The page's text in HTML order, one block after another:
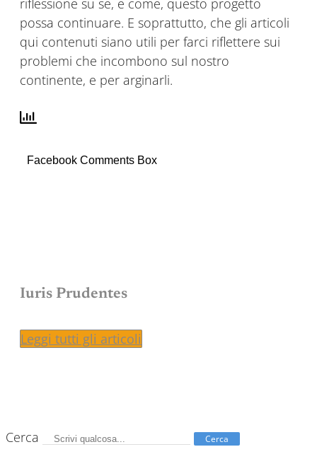
riflessione su se, e come, questo progetto
possa continuare. E soprattutto, che gli articoli
qui contenuti siano utili per farci riflettere sui
problemi che incombono sul nostro
continente, e per arginarli.
Facebook Comments Box
Iuris Prudentes
Leggi tutti gli articoli
Cerca Cerca